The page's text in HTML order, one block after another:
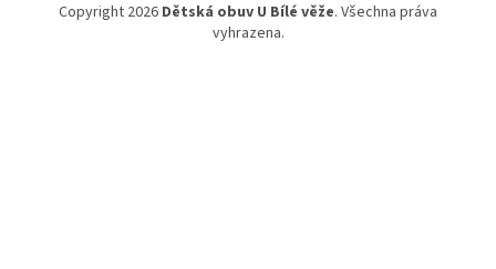
Copyright 2026 Dětská obuv U Bílé věže. Všechna práva
vyhrazena.